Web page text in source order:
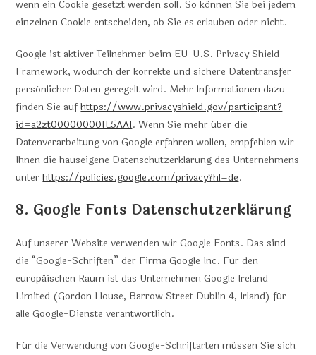
wenn ein Cookie gesetzt werden soll. So können Sie bei jedem
einzelnen Cookie entscheiden, ob Sie es erlauben oder nicht.
Google ist aktiver Teilnehmer beim EU-U.S. Privacy Shield
Framework, wodurch der korrekte und sichere Datentransfer
persönlicher Daten geregelt wird. Mehr Informationen dazu
finden Sie aufhttps://www.privacyshield.gov/participant?
id=a2zt000000001L5AAI. Wenn Sie mehr über die
Datenverarbeitung von Google erfahren wollen, empfehlen wir
Ihnen die hauseigene Datenschutzerklärung des Unternehmens
unterhttps://policies.google.com/privacy?hl=de.
8. Google Fonts Datenschutzerklärung
Auf unserer Website verwenden wir Google Fonts. Das sind
die “Google-Schriften” der Firma Google Inc. Für den
europäischen Raum ist das Unternehmen Google Ireland
Limited (Gordon House, Barrow Street Dublin 4, Irland) für
alle Google-Dienste verantwortlich.
Für die Verwendung von Google-Schriftarten müssen Sie sich